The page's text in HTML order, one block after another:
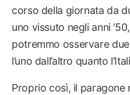
corso della giornata da
uno vissuto negli anni
potremmo osservare
l’uno dall’altro quanto
Proprio così, il paragone